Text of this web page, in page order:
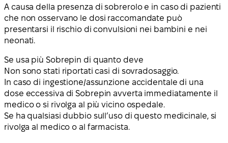
A causa della presenza di sobrerolo e in caso di pazienti
che non osservano le dosi raccomandate può
presentarsi il rischio di convulsioni nei bambini e nei
neonati.
Se usa più Sobrepin di quanto deve
Non sono stati riportati casi di sovradosaggio.
In caso di ingestione/assunzione accidentale di una
dose eccessiva di Sobrepin avverta immediatamente il
medico o si rivolga al più vicino ospedale.
Se ha qualsiasi dubbio sull’uso di questo medicinale, si
rivolga al medico o al farmacista.